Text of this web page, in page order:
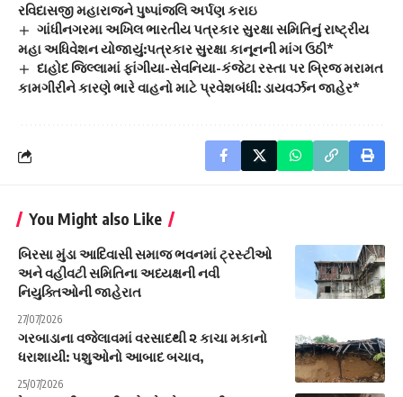
રવિદાસજી મહારાજને પુષ્પાંજલિ અર્પણ કરાઇ
ગાંધીનગરમા અખિલ ભારતીય પત્રકાર સુરક્ષા સમિતિનું રાષ્ટ્રીય
મહા અધિવેશન યોજાયું:પત્રકાર સુરક્ષા કાનૂનની માંગ ઉઠી*
દાહોદ જિલ્લામાં ફાંગીયા-સેવનિયા-કંજેટા રસ્તા પર બ્રિજ મરામત
કામગીરીને કારણે ભારે વાહનો માટે પ્રવેશબંધી: ડાયવર્ઝન જાહેર*
You Might also Like
બિરસા મુંડા આદિવાસી સમાજ ભવનમાં ટ્રસ્ટીઓ
અને વહીવટી સમિતિના અધ્યક્ષની નવી
નિયુક્તિઓની જાહેરાત
27/07/2026
ગરબાડાના વજેલાવમાં વરસાદથી ૨ કાચા મકાનો
ધરાશાયી: પશુઓનો આબાદ બચાવ,
25/07/2026